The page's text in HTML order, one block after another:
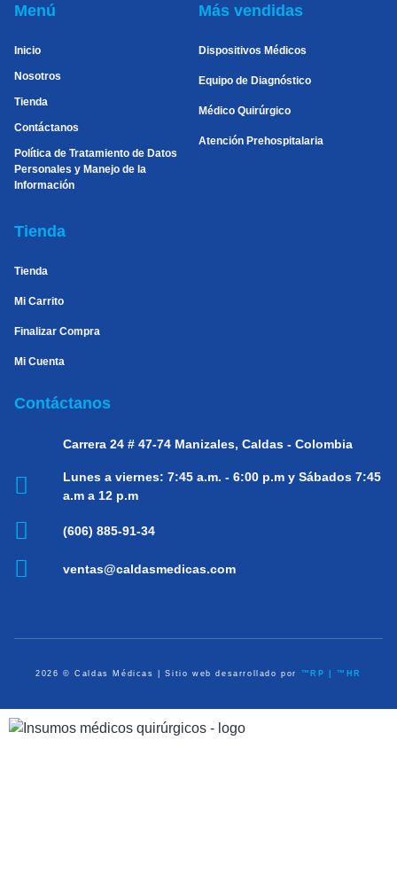
Menú
Inicio
Nosotros
Tienda
Contáctanos
Política de Tratamiento de Datos
Personales y Manejo de la
Información
Más vendidas
Dispositivos Médicos
Equipo de Diagnóstico
Médico Quirúrgico
Atención Prehospitalaria
Tienda
Tienda
Mi Carrito
Finalizar Compra
Mi Cuenta
Contáctanos
Carrera 24 # 47-74 Manizales, Caldas - Colombia
Lunes a viernes: 7:45 a.m. - 6:00 p.m y Sábados 7:45
a.m a 12 p.m
(606) 885-91-34
ventas@caldasmedicas.com
2026 © Caldas Médicas | Sitio web desarrollado por ™RP | ™HR